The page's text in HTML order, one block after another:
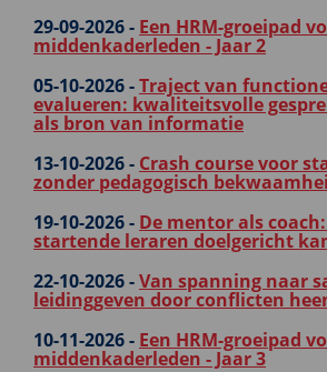
29-09-2026 - Een HRM-groeipad
middenkaderleden - Jaar 2
05-10-2026 -Traject van
evalueren: kwaliteitsvolle
als bron van informatie
13-10-2026 - Crash course voor
zonder pedagogisch
19-10-2026 - De mentor als
startende leraren doelgericht
22-10-2026 -Van spanning naar
leidinggeven door conflicten
10-11-2026 - Een HRM-groeipad
middenkaderleden - Jaar 3